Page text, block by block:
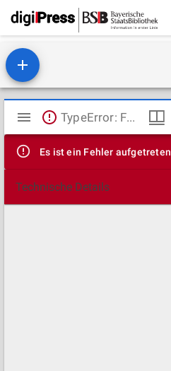
Mirador
Viewer
TypeError: Failed to fetch
Es ist ein Fehler aufgetreten
Technische Details